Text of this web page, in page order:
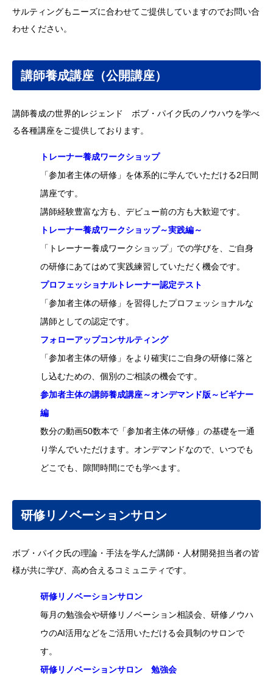
サルティングもニーズに合わせてご提供していますのでお問い合
わせください。
講師養成講座（公開講座）
講師養成の世界的レジェンド ボブ・パイク氏のノウハウを学べ
る各種講座をご提供しております。
トレーナー養成ワークショップ
「参加者主体の研修」を体系的に学んでいただける2日間
講座です。
講師経験豊富な方も、デビュー前の方も大歓迎です。
トレーナー養成ワークショップ～実践編～
「トレーナー養成ワークショップ」での学びを、ご自身
の研修にあてはめて実践練習していただく機会です。
プロフェッショナルトレーナー認定テスト
「参加者主体の研修」を習得したプロフェッショナルな
講師としての認定です。
フォローアップコンサルティング
「参加者主体の研修」をより確実にご自身の研修に落と
し込むための、個別のご相談の機会です。
参加者主体の講師養成講座～オンデマンド版～ビギナー
編
数分の動画50数本で「参加者主体の研修」の基礎を一通
り学んでいただけます。オンデマンドなので、いつでも
どこでも、隙間時間にでも学べます。
研修リノベーションサロン
ボブ・パイク氏の理論・手法を学んだ講師・人材開発担当者の皆
様が共に学び、高め合えるコミュニティです。
研修リノベーションサロン
毎月の勉強会や研修リノベーション相談会、研修ノウハ
ウのAI活用などをご活用いただける会員制のサロンで
す。
研修リノベーションサロン 勉強会